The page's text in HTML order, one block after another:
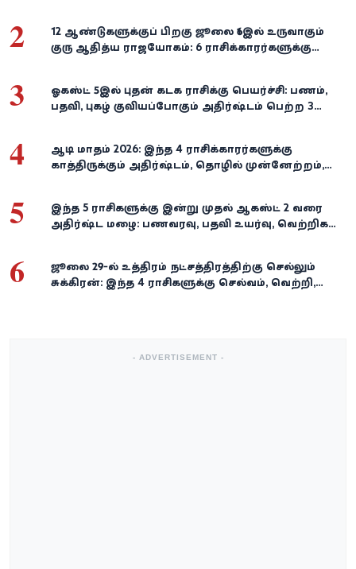
2
12 ஆண்டுகளுக்குப் பிறகு ஜூலை 16இல் உருவாகும்
குரு ஆதித்ய ராஜயோகம்: 6 ராசிக்காரர்களுக்கு
3
ஓகஸ்ட் 5இல் புதன் கடக ராசிக்கு பெயர்ச்சி: பணம்,
பதவி, புகழ் குவியப்போகும் அதிர்ஷ்டம் பெற்ற 3
4
ஆடி மாதம் 2026: இந்த 4 ராசிக்காரர்களுக்கு
காத்திருக்கும் அதிர்ஷ்டம், தொழில் முன்னேற்றம்,
5
இந்த 5 ராசிகளுக்கு இன்று முதல் ஆகஸ்ட் 2 வரை
அதிர்ஷ்ட மழை: பணவரவு, பதவி உயர்வு, வெற்றிகள்
6
ஜூலை 29-ல் உத்திரம் நட்சத்திரத்திற்கு செல்லும்
சுக்கிரன்: இந்த 4 ராசிகளுக்கு செல்வம், வெற்றி,
- ADVERTISEMENT -